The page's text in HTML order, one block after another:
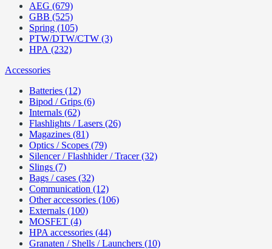
AEG (679)
GBB (525)
Spring (105)
PTW/DTW/CTW (3)
HPA (232)
Accessories
Batteries (12)
Bipod / Grips (6)
Internals (62)
Flashlights / Lasers (26)
Magazines (81)
Optics / Scopes (79)
Silencer / Flashhider / Tracer (32)
Slings (7)
Bags / cases (32)
Communication (12)
Other accessories (106)
Externals (100)
MOSFET (4)
HPA accessories (44)
Granaten / Shells / Launchers (10)